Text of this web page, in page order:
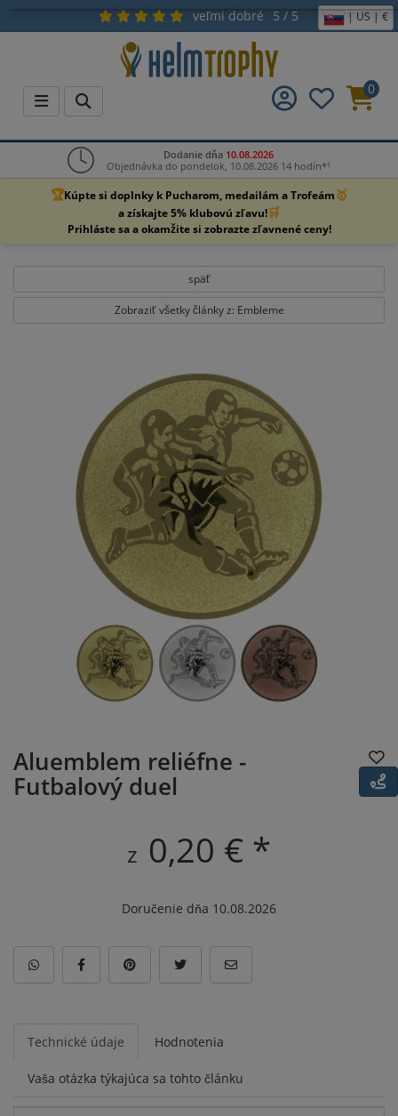
veľmi dobré 5 / 5 | US | €
0
Dodanie dňa 10.08.2026
Objednávka do pondelok, 10.08.2026 14 hodín*¹
🏆Kúpte si doplnky k Pucharom, medailám a Trofeám🥇
a získajte 5% klubovú zľavu!🛒
Prihláste sa a okamžite si zobrazte zľavnené ceny!
späť
Zobraziť všetky články z: Embleme
Aluemblem reliéfne -
Futbalový duel
z 0,20 € *
Doručenie dňa 10.08.2026
Technické údaje Hodnotenia
Vaša otázka týkajúca sa tohto článku